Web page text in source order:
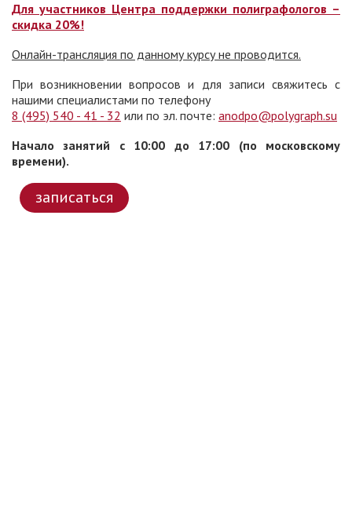
Для участников Центра поддержки полиграфологов –
скидка 20%!
Онлайн-трансляция по данному курсу не проводится.
При возникновении вопросов и для записи свяжитесь с
нашими специалистами по телефону
8 (495) 540 - 41 - 32 или по эл. почте: anodpo@polygraph.su
Начало занятий с 10:00 до 17:00 (по московскому
времени).
записаться